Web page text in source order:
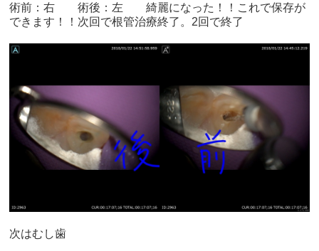
術前：右 術後：左 綺麗になった！！これで保存が
できます！！次回で根管治療終了。2回で終了
次はむし歯